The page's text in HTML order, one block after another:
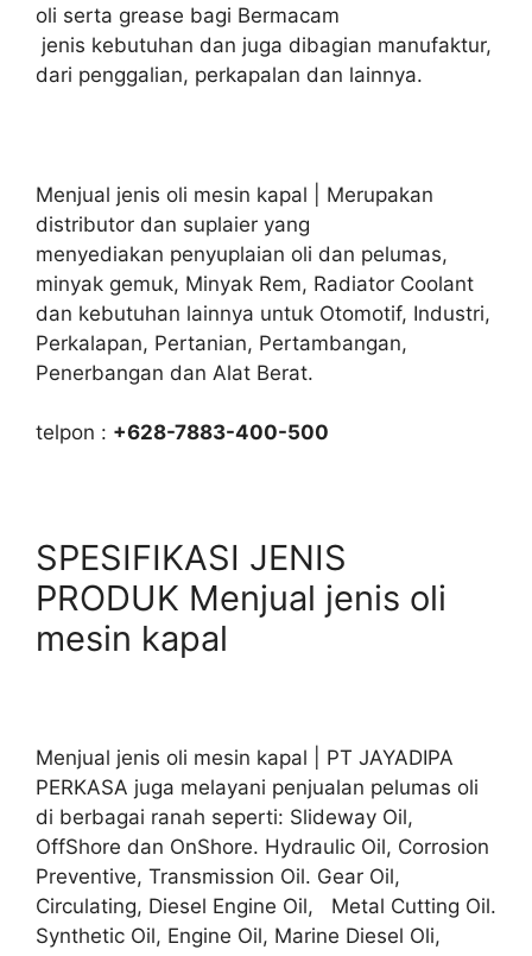
oli serta grease bagi Bermacam
jenis kebutuhan dan juga dibagian manufaktur,
dari penggalian, perkapalan dan lainnya.
Menjual jenis oli mesin kapal | Merupakan
distributor dan suplaier yang
menyediakan penyuplaian oli dan pelumas,
minyak gemuk, Minyak Rem, Radiator Coolant
dan kebutuhan lainnya untuk Otomotif, Industri,
Perkalapan, Pertanian, Pertambangan,
Penerbangan dan Alat Berat.
telpon : +628-7883-400-500
SPESIFIKASI JENIS
PRODUK Menjual jenis oli
mesin kapal
Menjual jenis oli mesin kapal | PT JAYADIPA
PERKASA juga melayani penjualan pelumas oli
di berbagai ranah seperti: Slideway Oil,
OffShore dan OnShore. Hydraulic Oil, Corrosion
Preventive, Transmission Oil. Gear Oil,
Circulating, Diesel Engine Oil, Metal Cutting Oil.
Synthetic Oil, Engine Oil, Marine Diesel Oli,